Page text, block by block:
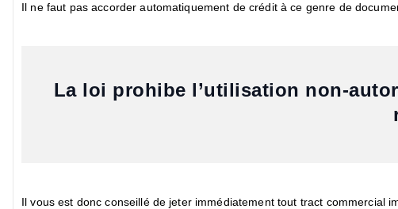
Il ne faut pas accorder automatiquement de crédit à ce genre de
La loi prohibe l’utilisation non-
Il vous est donc conseillé de jeter immédiatement tout tract commercial